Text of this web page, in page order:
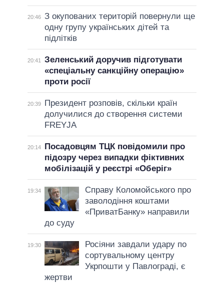
20:46 З окупованих територій повернули ще
одну групу українських дітей та
підлітків
20:41
Зеленський доручив підготувати
«спеціальну санкційну операцію»
проти росії
20:39
Президент розповів, скільки країн
долучилися до створення системи
FREYJA
20:14
Посадовцям ТЦК повідомили про
підозру через випадки фіктивних
мобілізацій у реєстрі «Оберіг»
19:34
Справу Коломойського про
заволодіння коштами
«ПриватБанку» направили
до суду
19:30
Росіяни завдали удару по
сортувальному центру
Укрпошти у Павлограді, є
жертви